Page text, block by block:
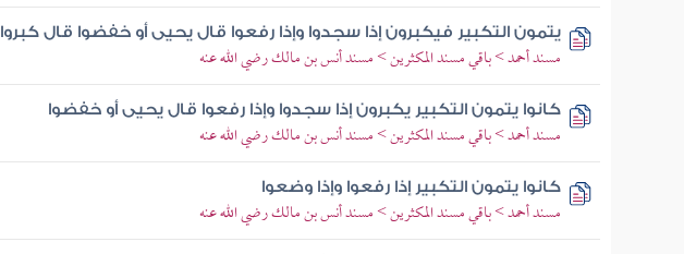
يتمون التكبير فيكبرون إذا سجدوا وإذا رفعوا قال يحيى أو خفضوا قال كبروا
مسند أحمد > باقي مسند المكثرين > مسند أنس بن مالك رضي الله عنه
كانوا يتمون التكبير يكبرون إذا سجدوا وإذا رفعوا قال يحيى أو خفضوا
مسند أحمد > باقي مسند المكثرين > مسند أنس بن مالك رضي الله عنه
كانوا يتمون التكبير إذا رفعوا وإذا وضعوا
مسند أحمد > باقي مسند المكثرين > مسند أنس بن مالك رضي الله عنه